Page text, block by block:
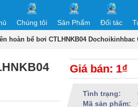
Chúng tôi Sản Phẩm Đối tác
hoàn bể bơi CTLHNKB04 Dochoikinhbac
Giá bán: 1₫
Tình trạng:
Mã sản phẩm: